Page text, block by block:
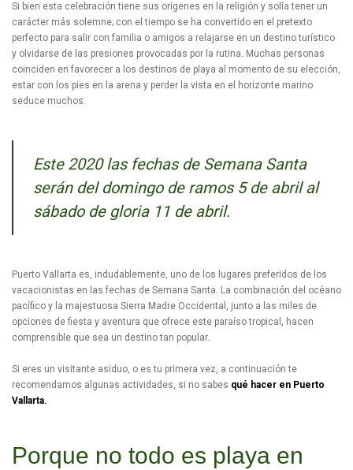
Si bien esta celebración tiene sus orígenes en la religión y solía tener un
carácter más solemne; con el tiempo se ha convertido en el pretexto
perfecto para salir con familia o amigos a relajarse en un destino turístico
y olvidarse de las presiones provocadas por la rutina. Muchas personas
coinciden en favorecer a los destinos de playa al momento de su elección,
estar con los pies en la arena y perder la vista en el horizonte marino
seduce muchos.
Este 2020 las fechas de Semana Santa
serán del domingo de ramos 5 de abril al
sábado de gloria 11 de abril.
Puerto Vallarta es, indudablemente, uno de los lugares preferidos de los
vacacionistas en las fechas de Semana Santa. La combinación del océano
pacífico y la majestuosa Sierra Madre Occidental, junto a las miles de
opciones de fiesta y aventura que ofrece este paraíso tropical, hacen
comprensible que sea un destino tan popular.
Si eres un visitante asiduo, o es tu primera vez, a continuación te
recomendamos algunas actividades, si no sabes qué hacer en Puerto
Vallarta.
Porque no todo es playa en